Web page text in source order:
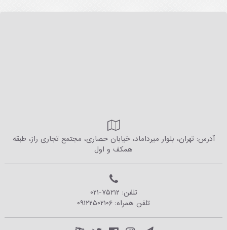
آدرس: تهران، بلوار میرداماد، خیابان حصاری، مجتمع تجاری راز، طبقه
همکف و اول
تلفن: ۰۲۱-۷۵۲۱۲
تلفن همراه: ۰۹۱۲۲۵۰۲۱۰۶